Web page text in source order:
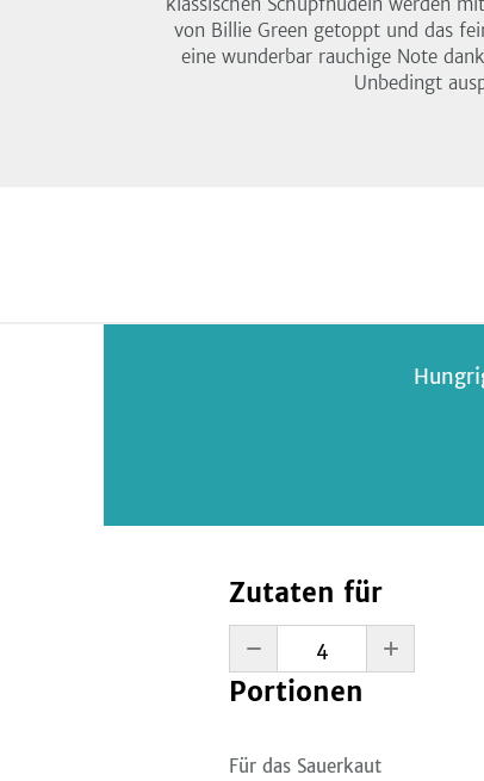
von Billie Green getoppt und das
eine wunderbar rauchige Note
Unbedingt
Zutaten für
Portionen
Für das Sauerkaut